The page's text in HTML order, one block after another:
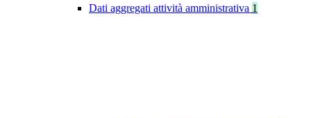
Dati aggregati attività amministrativa 1